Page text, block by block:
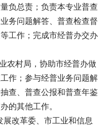
负总责；负责本专业普查
务问题解答、普查检查督
工作；完成市经普办交办
农村局，协助市经普办做
作；参与经普业务问题解
查、普查公报和普查年鉴
的其他工作。
改革委、市工业和信息